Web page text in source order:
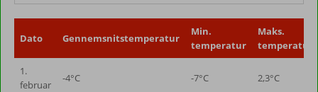
Dato Gennemsnitstemperatur
Min.
temperatur
Maks.
temperatur
1.
februar
-4°C -7°C 2,3°C